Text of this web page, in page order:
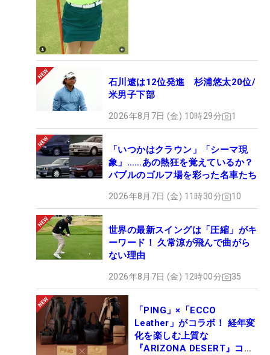
石川遼は12位発進 杉浦悠太20位/
米男子下部
2026年8月7日 (金) 10時29分 1
「いつかはクラウン」「シーマ現
象」……あの熱狂を覚えているか？
バブルのゴルフ場を彩った名車たち
2026年8月7日 (金) 11時30分 10
世界の最新スイングは「圧縮」がキ
ーワード！ 久常涼が飛んで曲がら
ない理由
2026年8月7日 (金) 12時00分 35
「PING」×「ECCO
Leather」がコラボ！ 経年変
化を楽しむ上質な
『ARIZONA DESERT』コレ